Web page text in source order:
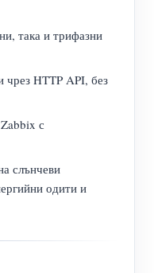
така и трифазни
чрез HTTP API, без
с
слънчеви
одити и